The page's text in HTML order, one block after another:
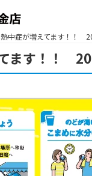
熱中症が増えてます！！
ます！！